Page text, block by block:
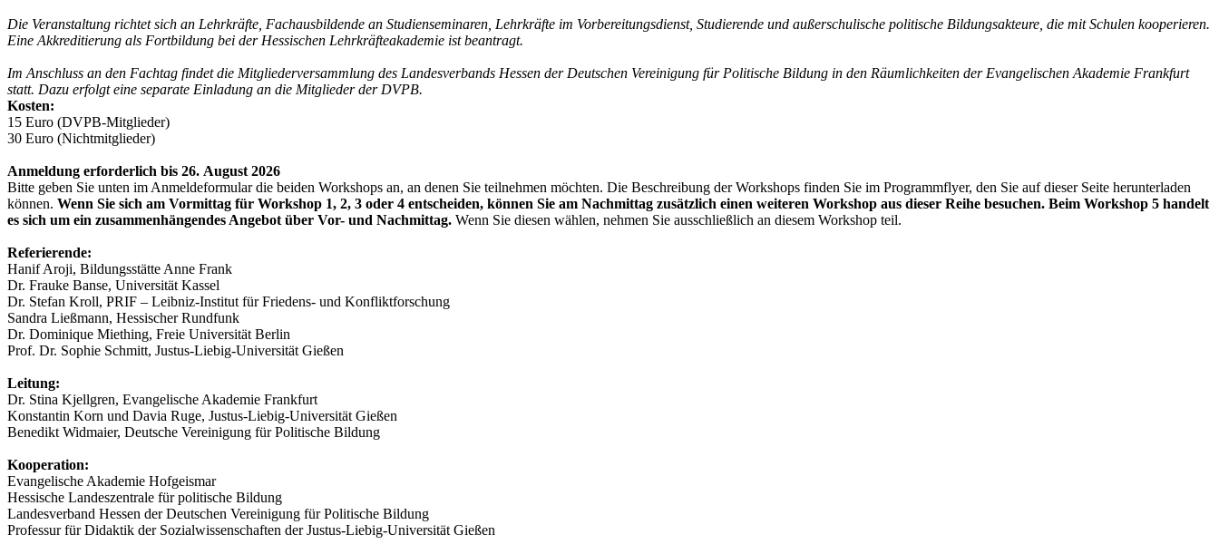
Die Veranstaltung richtet sich an Lehrkräfte, Fachausbildende an Studienseminaren, Lehrkräfte im Vorbereitungsdienst, ­Studierende und außerschulische politische Bildungsakteure, die mit Schulen kooperieren.
Eine Akkreditierung als Fortbildung bei der Hessischen Lehrkräfteakademie ist beantragt.
Im Anschluss an den Fachtag findet die Mitgliederversammlung des Landesverbands Hessen der Deutschen Vereinigung für Politische Bildung in den Räumlichkeiten der Evangelischen Akademie Frankfurt
statt. Dazu erfolgt eine separate Einladung an die Mitglieder der DVPB.
Kosten:
15 Euro (DVPB-Mitglieder)
30 Euro (Nichtmitglieder)
Anmeldung erforderlich bis 26. August 2026
Bitte geben Sie unten im Anmeldeformular die beiden Workshops an, an denen Sie teilnehmen möchten. Die Beschreibung der Workshops finden Sie im Programmflyer, den Sie auf dieser Seite herunterladen
können. Wenn Sie sich am Vormittag für Workshop 1, 2, 3 oder 4 entscheiden, können Sie am Nachmittag zusätzlich einen weiteren Workshop aus dieser Reihe besuchen. Beim Workshop 5 handelt
es sich um ein zusammenhängendes Angebot über Vor- und Nachmittag. Wenn Sie diesen wählen, nehmen Sie ausschließlich an diesem Workshop teil.
Referierende:
Hanif Aroji, Bildungsstätte Anne Frank
Dr. Frauke Banse, Universität Kassel
Dr. Stefan Kroll, PRIF – Leibniz-Institut für Friedens- und Konfliktforschung
Sandra Ließmann, Hessischer Rundfunk
Dr. Dominique Miething, Freie Universität Berlin
Prof. Dr. Sophie Schmitt, Justus-Liebig-Universität Gießen
Leitung:
Dr. Stina Kjellgren, Evangelische Akademie Frankfurt
Konstantin Korn und Davia Ruge, Justus-Liebig-Universität Gießen
Benedikt Widmaier, Deutsche Vereinigung für Politische Bildung
Kooperation:
Evangelische Akademie Hofgeismar
Hessische Landeszentrale für politische Bildung
Landesverband Hessen der Deutschen Vereinigung für Politische Bildung
Professur für Didaktik der Sozialwissenschaften der Justus-Liebig-Universität Gießen